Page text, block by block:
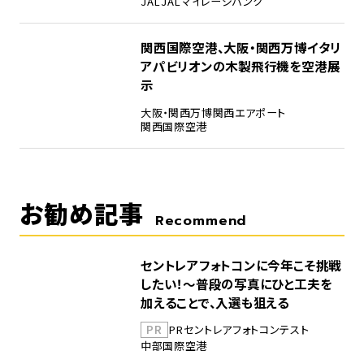
関西国際空港、大阪・関西万博イタリ
アパビリオンの木製飛行機を空港展
示
大阪・関西万博関西エアポート
関西国際空港
お勧め記事 Recommend
セントレアフォトコンに今年こそ挑戦
したい！～普段の写真にひと工夫を
加えることで、入選も狙える
PR PRセントレアフォトコンテスト
中部国際空港